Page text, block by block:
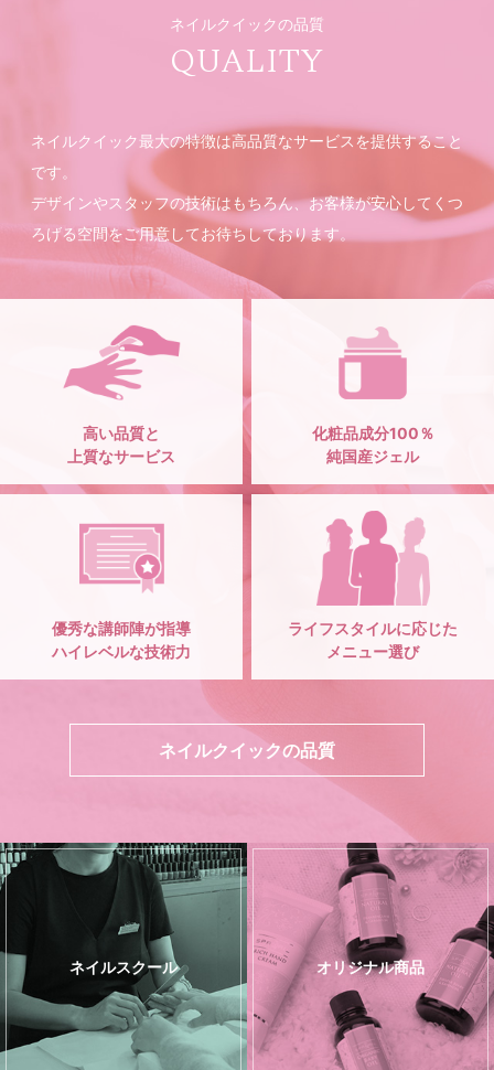
ネイルクイックの品質
QUALITY
ネイルクイック最大の特徴は高品質なサービスを提供すること
です。
デザインやスタッフの技術はもちろん、お客様が安心してくつ
ろげる空間をご用意してお待ちしております。
高い品質と
上質なサービス
化粧品成分100％
純国産ジェル
優秀な講師陣が指導
ハイレベルな技術力
ライフスタイルに応じた
メニュー選び
ネイルクイックの品質
ネイルスクール オリジナル商品